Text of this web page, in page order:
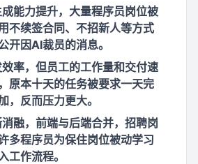
能力提升，大量程序员岗位被
不续签合同、不招新人等方式
开因AI裁员的消息。
率，但员工的工作量和交付速
原本十天的任务被要求一天完
，反而压力更大。
融，前端与后端合并，招聘岗
多程序员为保住岗位被动学习
工作流程。